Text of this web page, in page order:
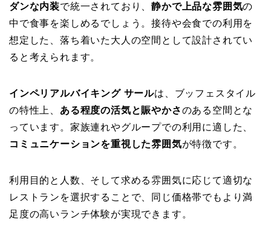
ダンな内装で統一されており、静かで上品な雰囲気の
中で食事を楽しめるでしょう。接待や会食での利用を
想定した、落ち着いた大人の空間として設計されてい
ると考えられます。
インペリアルバイキング サールは、ブッフェスタイル
の特性上、 ある程度の活気と賑やかさのある空間とな
っています。家族連れやグループでの利用に適した、
コミュニケーションを重視した雰囲気が特徴です。
利用目的と人数、そして求める雰囲気に応じて適切な
レストランを選択することで、同じ価格帯でもより満
足度の高いランチ体験が実現できます。